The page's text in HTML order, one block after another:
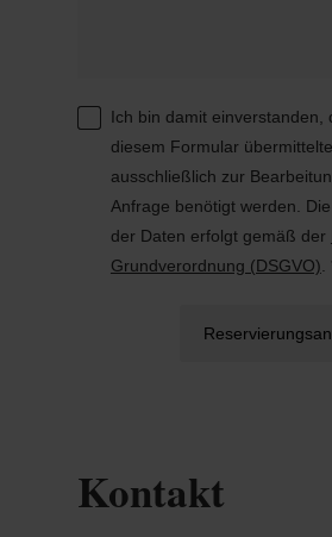
Ich bin damit einverstanden,
diesem Formular
ausschließlich zur
Anfrage benötigt werden.
der Daten erfolgt gemäß der
Grundverordnung (DSGVO).
Kontakt